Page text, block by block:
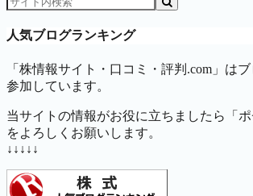
人気ブログランキング
「株情報サイト・口コミ・評判.com」は
参加しています。
当サイトの情報がお役に立ちましたら「
をよろしくお願いします。
↓↓↓↓↓